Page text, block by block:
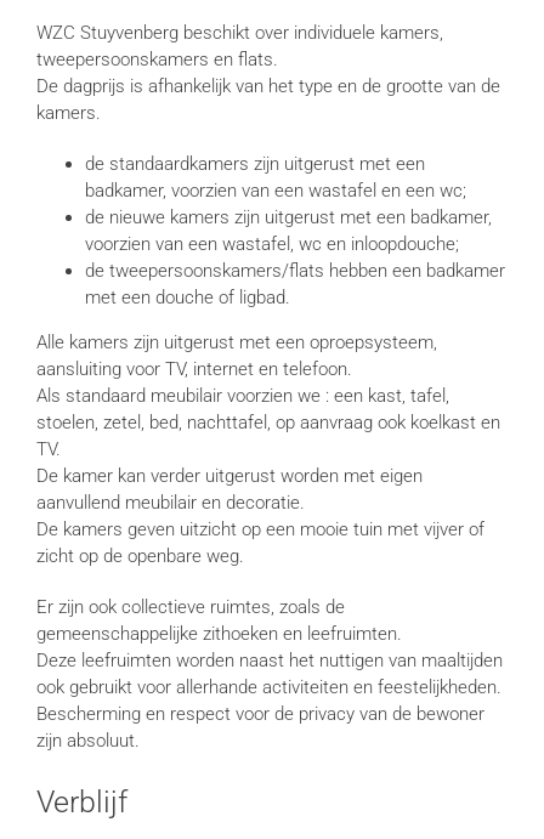
WZC Stuyvenberg beschikt over individuele kamers,
tweepersoonskamers en flats.
De dagprijs is afhankelijk van het type en de grootte van de
kamers.
de standaardkamers zijn uitgerust met een
badkamer, voorzien van een wastafel en een wc;
de nieuwe kamers zijn uitgerust met een badkamer,
voorzien van een wastafel, wc en inloopdouche;
de tweepersoonskamers/flats hebben een badkamer
met een douche of ligbad.
Alle kamers zijn uitgerust met een oproepsysteem,
aansluiting voor TV, internet en telefoon.
Als standaard meubilair voorzien we : een kast, tafel,
stoelen, zetel, bed, nachttafel, op aanvraag ook koelkast en
TV.
De kamer kan verder uitgerust worden met eigen
aanvullend meubilair en decoratie.
De kamers geven uitzicht op een mooie tuin met vijver of
zicht op de openbare weg.
Er zijn ook collectieve ruimtes, zoals de
gemeenschappelijke zithoeken en leefruimten.
Deze leefruimten worden naast het nuttigen van maaltijden
ook gebruikt voor allerhande activiteiten en feestelijkheden.
Bescherming en respect voor de privacy van de bewoner
zijn absoluut.
Verblijf